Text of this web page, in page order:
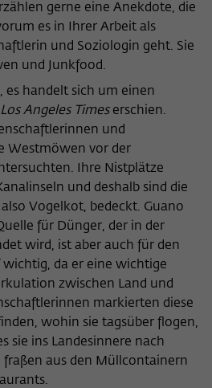
gerne eine Anekdote, die
es in Ihrer Arbeit als
und Soziologin geht. Sie
und Junkfood.
es handelt sich um einen
Los Angeles Timeserschien.
und
Westmöwen vor der
Ihre Nistplätze
und deshalb sind die
Vogelkot, bedeckt. Guano
für Dünger, der in der
wird, ist aber auch für den
da er eine wichtige
zwischen Land und
markierten diese
wohin sie tagsüber flogen,
sie ins Landesinnere nach
fraßen aus den Müllcontainern
zu Berlin
Dauer
Cookie dient zur Identifizierung
ID bei der Anmeldung am
Bereich der Webseite des
Cookie dient dazu, den/die
über eine Besucher-ID
Cookie dient dazu, zu speichern,
Website oder Suchmaschine
durch eine Verlinkung
anzeigen
Webseite externe Inhalte, um
anzubieten. Diese externen
Plattform Vimeo, Inhalte des
und Karten der
(OSMF). Wenn Sie der
zustimmen, verwendet Vimeo
Browsers, um Informationen über
speichern (z.B. Häufigkeit des
etc). Außerdem willigen Sie
zu den externen Diensten ggf. in
USA hergestellt wird, deren
EU nicht als mit EU-Standards
wurde. Es besteht insbesondere
durch dortige Behörden, zu
möglicherweise
verarbeitet werden